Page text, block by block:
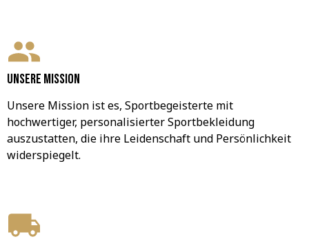
Unsere Mission
Unsere Mission ist es, Sportbegeisterte mit
hochwertiger, personalisierter Sportbekleidung
auszustatten, die ihre Leidenschaft und Persönlichkeit
widerspiegelt.